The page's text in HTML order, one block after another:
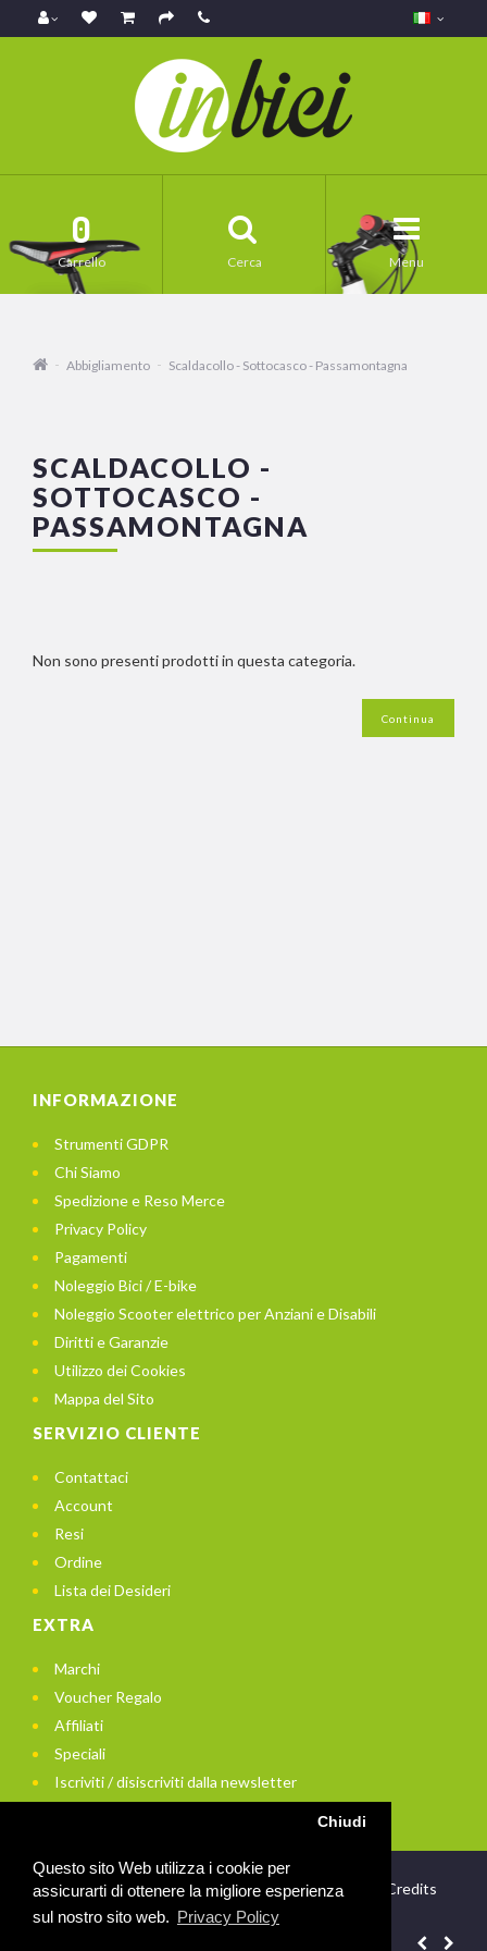
Questo sito Web utilizza i cookie per
assicurarti di ottenere la migliore esperienza
sul nostro sito web. Privacy Policy
Chiudi
Menu
Cerca
0
Carrello
Abbigliamento Scaldacollo - Sottocasco - Passamontagna
SCALDACOLLO -
SOTTOCASCO -
PASSAMONTAGNA
Non sono presenti prodotti in questa categoria.
Continua
INFORMAZIONE
Strumenti GDPR
Chi Siamo
Spedizione e Reso Merce
Privacy Policy
Pagamenti
Noleggio Bici / E-bike
Noleggio Scooter elettrico per Anziani e Disabili
Diritti e Garanzie
Utilizzo dei Cookies
Mappa del Sito
SERVIZIO CLIENTE
Contattaci
Account
Resi
Ordine
Lista dei Desideri
EXTRA
Marchi
Voucher Regalo
Affiliati
Speciali
Iscriviti / disiscriviti dalla newsletter
© 2021 In Bici di Enrico Arito - P.Iva: 01956740672 - Credits